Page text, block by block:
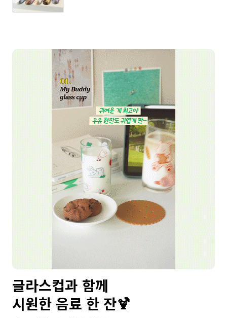
글라스컵과 함께
시원한 음료 한 잔🍹